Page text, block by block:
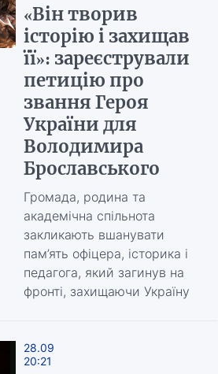
«Він творив
історію і захищав
її»: зареєстрували
петицію про
звання Героя
України для
Володимира
Брославського
Громада, родина та
академічна спільнота
закликають вшанувати
пам’ять офіцера, історика і
педагога, який загинув на
фронті, захищаючи Україну
28.09
20:21